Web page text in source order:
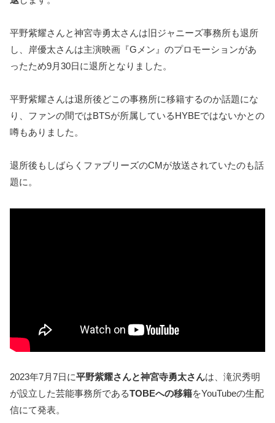
平野紫耀さんと神宮寺勇太さんは旧ジャニーズ事務所も退所
し、岸優太さんは主演映画『Gメン』のプロモーションがあ
ったため9月30日に退所となりました。
平野紫耀さんは退所後どこの事務所に移籍するのか話題にな
り、ファンの間ではBTSが所属しているHYBEではないかとの
噂もありました。
退所後もしばらくファブリーズのCMが放送されていたのも話
題に。
2023年7月7日に平野紫耀さんと神宮寺勇太さんは、滝沢秀明
が設立した芸能事務所であるTOBEへの移籍をYouTubeの生配
信にて発表。